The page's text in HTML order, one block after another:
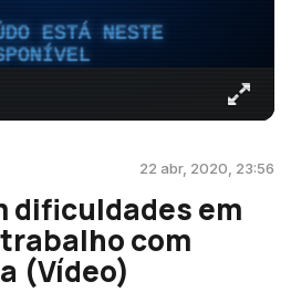
ESTÁ NESTE
22 abr, 2020, 23:56
dificuldades em
com
(Vídeo)